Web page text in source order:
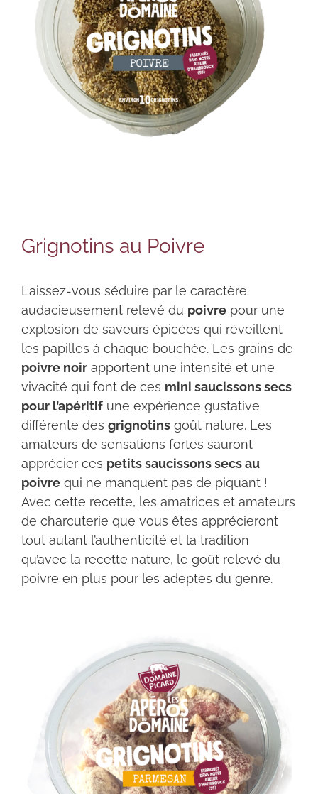
Grignotins au Poivre
Laissez-vous séduire par le caractère
audacieusement relevé du poivrepour une
explosion de saveurs épicées qui réveillent
les papilles à chaque bouchée. Les grains de
poivre noirapportent une intensité et une
vivacité qui font de ces mini saucissons secs
pour l’apéritifune expérience gustative
différente des grignotinsgoût nature. Les
amateurs de sensations fortes sauront
apprécier ces petits saucissons secs au
poivrequi ne manquent pas de piquant !
Avec cette recette, les amatrices et amateurs
de charcuterie que vous êtes apprécieront
tout autant l’authenticité et la tradition
qu’avec la recette nature, le goût relevé du
poivre en plus pour les adeptes du genre.